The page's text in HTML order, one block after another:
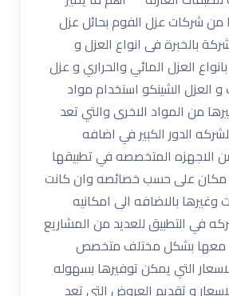
من شركات عزل الفوم بحائل عزل
بالخبرة فى انواع العزل و
العزل المائي والحراري و عزل
و العزل الشينكو استخدام مواد
من المواد الاخرى والتي تعد
الدور الكبير في اضافه
الاجهزه المتخصصه في تطبيقها
مكان على حسب خصائصه وان كانت
بالاضافه الى امكانيه
في التطبيق للعديد من المشاريع
معها بشكل مختلف متخصص
التي يمكن توفيرها بسهوله
و تقديم العروض التى تعد